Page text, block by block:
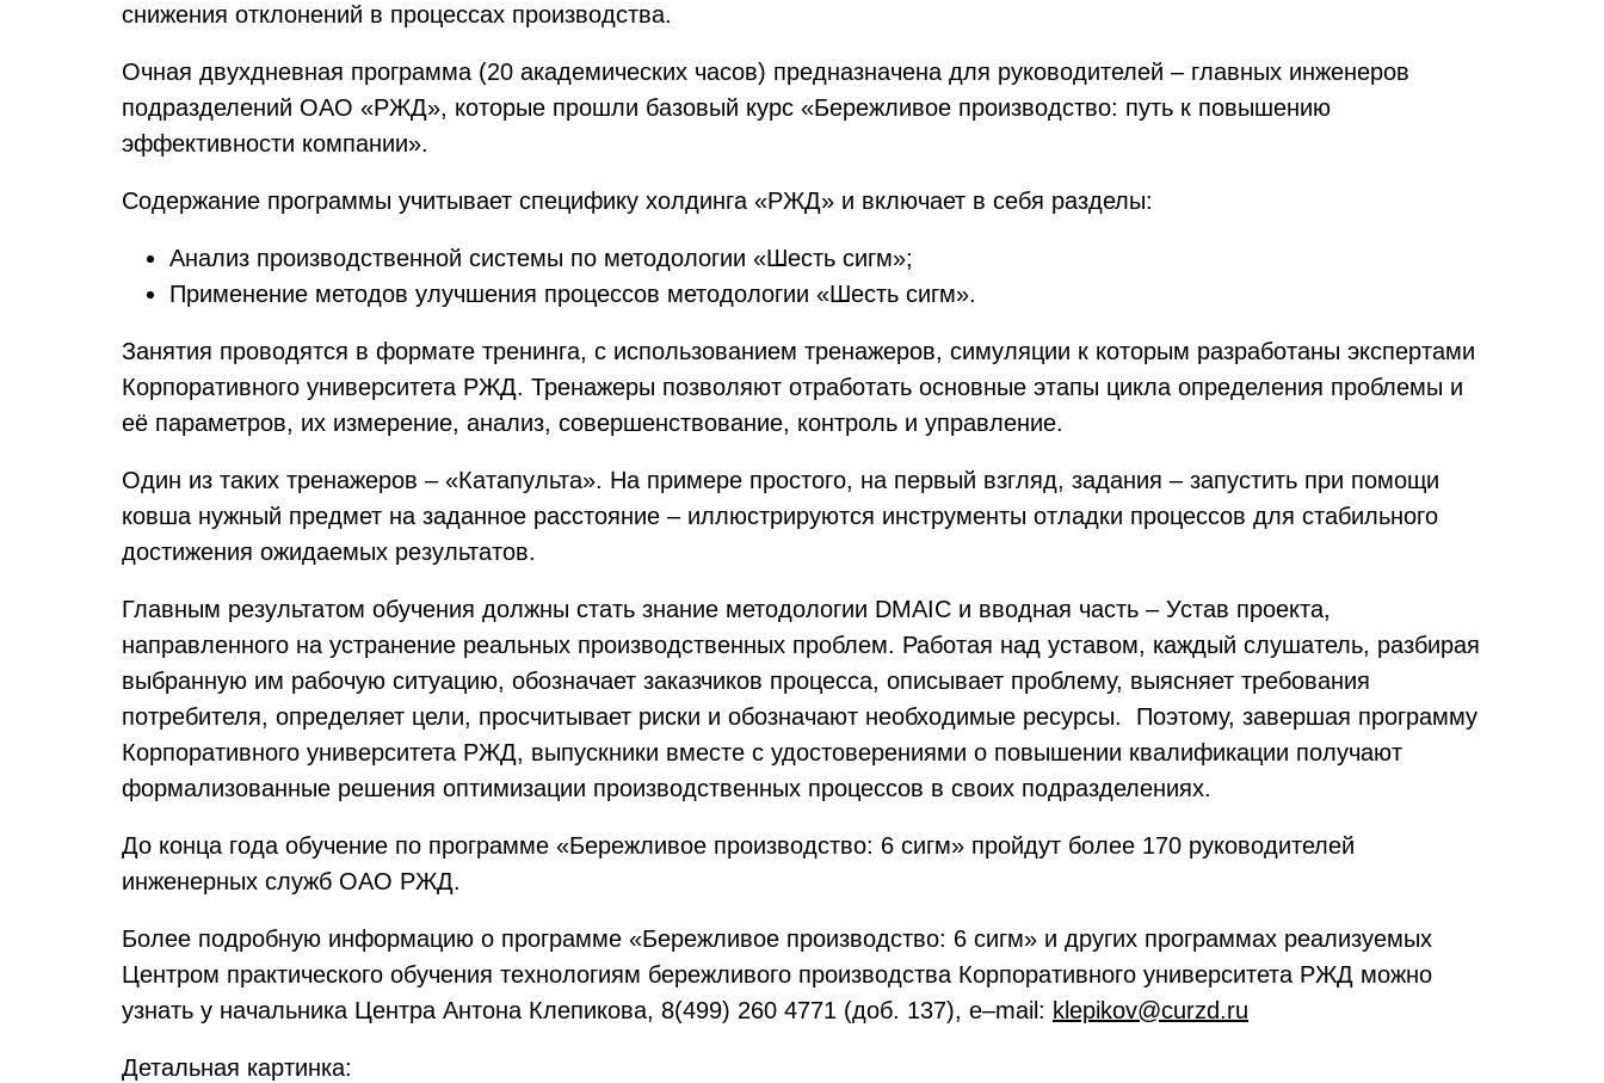
снижения отклонений в процессах производства.
Очная двухдневная программа (20 академических часов) предназначена для руководителей – главных инженеров
подразделений ОАО «РЖД», которые прошли базовый курс «Бережливое производство: путь к повышению
эффективности компании».
Содержание программы учитывает специфику холдинга «РЖД» и включает в себя разделы:
Анализ производственной системы по методологии «Шесть сигм»;
Применение методов улучшения процессов методологии «Шесть сигм».
Занятия проводятся в формате тренинга, с использованием тренажеров, симуляции к которым разработаны экспертами
Корпоративного университета РЖД. Тренажеры позволяют отработать основные этапы цикла определения проблемы и
её параметров, их измерение, анализ, совершенствование, контроль и управление.
Один из таких тренажеров – «Катапульта». На примере простого, на первый взгляд, задания – запустить при помощи
ковша нужный предмет на заданное расстояние – иллюстрируются инструменты отладки процессов для стабильного
достижения ожидаемых результатов.
Главным результатом обучения должны стать знание методологии DMAIC и вводная часть – Устав проекта,
направленного на устранение реальных производственных проблем. Работая над уставом, каждый слушатель, разбирая
выбранную им рабочую ситуацию, обозначает заказчиков процесса, описывает проблему, выясняет требования
потребителя, определяет цели, просчитывает риски и обозначают необходимые ресурсы. Поэтому, завершая программу
Корпоративного университета РЖД, выпускники вместе с удостоверениями о повышении квалификации получают
формализованные решения оптимизации производственных процессов в своих подразделениях.
До конца года обучение по программе «Бережливое производство: 6 сигм» пройдут более 170 руководителей
инженерных служб ОАО РЖД.
Более подробную информацию о программе «Бережливое производство: 6 сигм» и других программах реализуемых
Центром практического обучения технологиям бережливого производства Корпоративного университета РЖД можно
узнать у начальника Центра Антона Клепикова, 8(499) 260 4771 (доб. 137), e–mail: klepikov@curzd.ru
Детальная картинка: